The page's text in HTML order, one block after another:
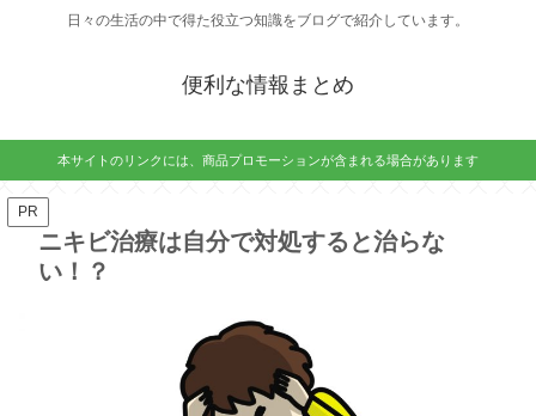
日々の生活の中で得た役立つ知識をブログで紹介しています。
便利な情報まとめ
本サイトのリンクには、商品プロモーションが含まれる場合があります
PR
ニキビ治療は自分で対処すると治らな
い！？